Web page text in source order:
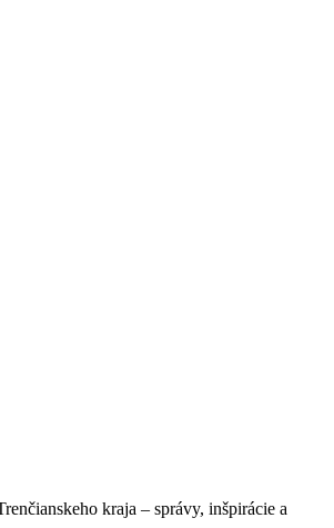
kraja – správy, inšpirácie a